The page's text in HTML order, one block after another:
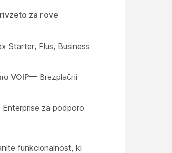
za nove
Starter, Plus, Business
VOIP— Brezplačni
za podporo
funkcionalnost, ki